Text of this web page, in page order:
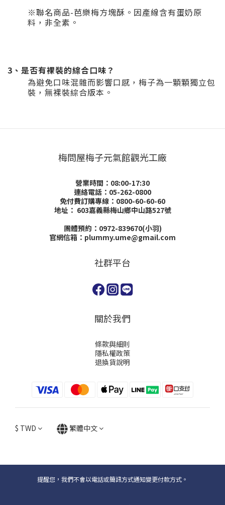
※聯名商品-芭樂梅方塊酥。因產線含有蛋奶原
料，非全素。
3、是否有裸裝的綜合口味？
為避免口味混雜而影響口感，梅子為一顆顆獨立包
裝，無裸裝綜合版本。
梅問屋梅子元氣館觀光工廠
營業時間：08:00-17:30
連絡電話：05-262-0800
免付費訂購專線：0800-60-60-60
地址： 603嘉義縣梅山鄉中山路527號
團體預約：0972-839670(小羽)
官網信箱：plummy.ume@gmail.com
社群平台
關於我們
條款與細則
隱私權政策
退換貨說明
$ TWD 繁體中文
提醒您，我們不會以電話或簡訊方式通知變更付款方式。